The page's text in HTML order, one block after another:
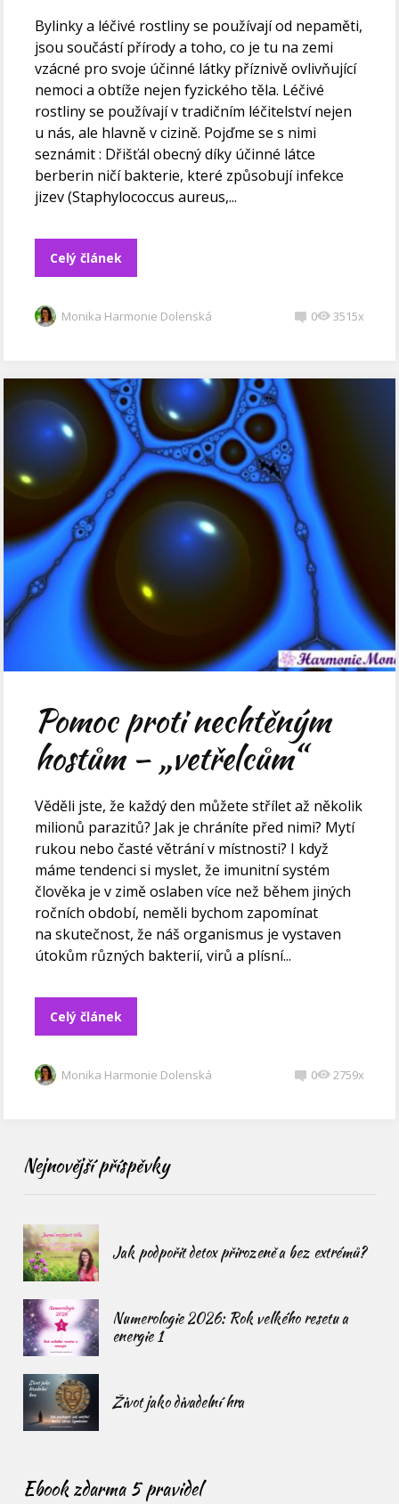
Bylinky a léčivé rostliny se používají od nepaměti,
jsou součástí přírody a toho, co je tu na zemi
vzácné pro svoje účinné látky příznivě ovlivňující
nemoci a obtíže nejen fyzického těla. Léčivé
rostliny se používají v tradičním léčitelství nejen
u nás, ale hlavně v cizině. Pojďme se s nimi
seznámit : Dřišťál obecný díky účinné látce
berberin ničí bakterie, které způsobují infekce
jizev (Staphylococcus aureus,...
Celý článek
Monika Harmonie Dolenská 0 3515x
Pomoc proti nechtěným
hostům – „vetřelcům“
Věděli jste, že každý den můžete střílet až několik
milionů parazitů? Jak je chráníte před nimi? Mytí
rukou nebo časté větrání v místnosti? I když
máme tendenci si myslet, že imunitní systém
člověka je v zimě oslaben více než během jiných
ročních období, neměli bychom zapomínat
na skutečnost, že náš organismus je vystaven
útokům různých bakterií, virů a plísní...
Celý článek
Monika Harmonie Dolenská 0 2759x
Nejnovější příspěvky
Jak podpořit detox přirozeně a bez extrémů?
Numerologie 2026: Rok velkého resetu a
energie 1
Život jako divadelní hra
Ebook zdarma 5 pravidel